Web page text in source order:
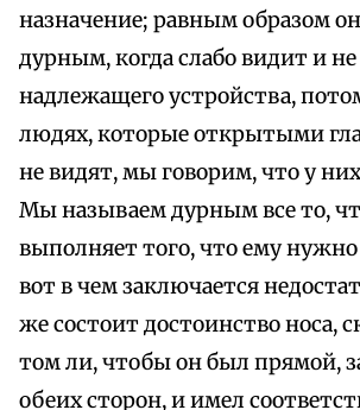
назначение; равным образом
дурным, когда слабо видит и
надлежащего устройства,
людях, которые открытыми
не видят, мы говорим, что у
Мы называем дурным все то,
выполняет того, что ему
вот в чем заключается
же состоит достоинство носа,
том ли, чтобы он был прямой,
обеих сторон, и имел